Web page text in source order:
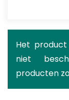
Het
niet
producten